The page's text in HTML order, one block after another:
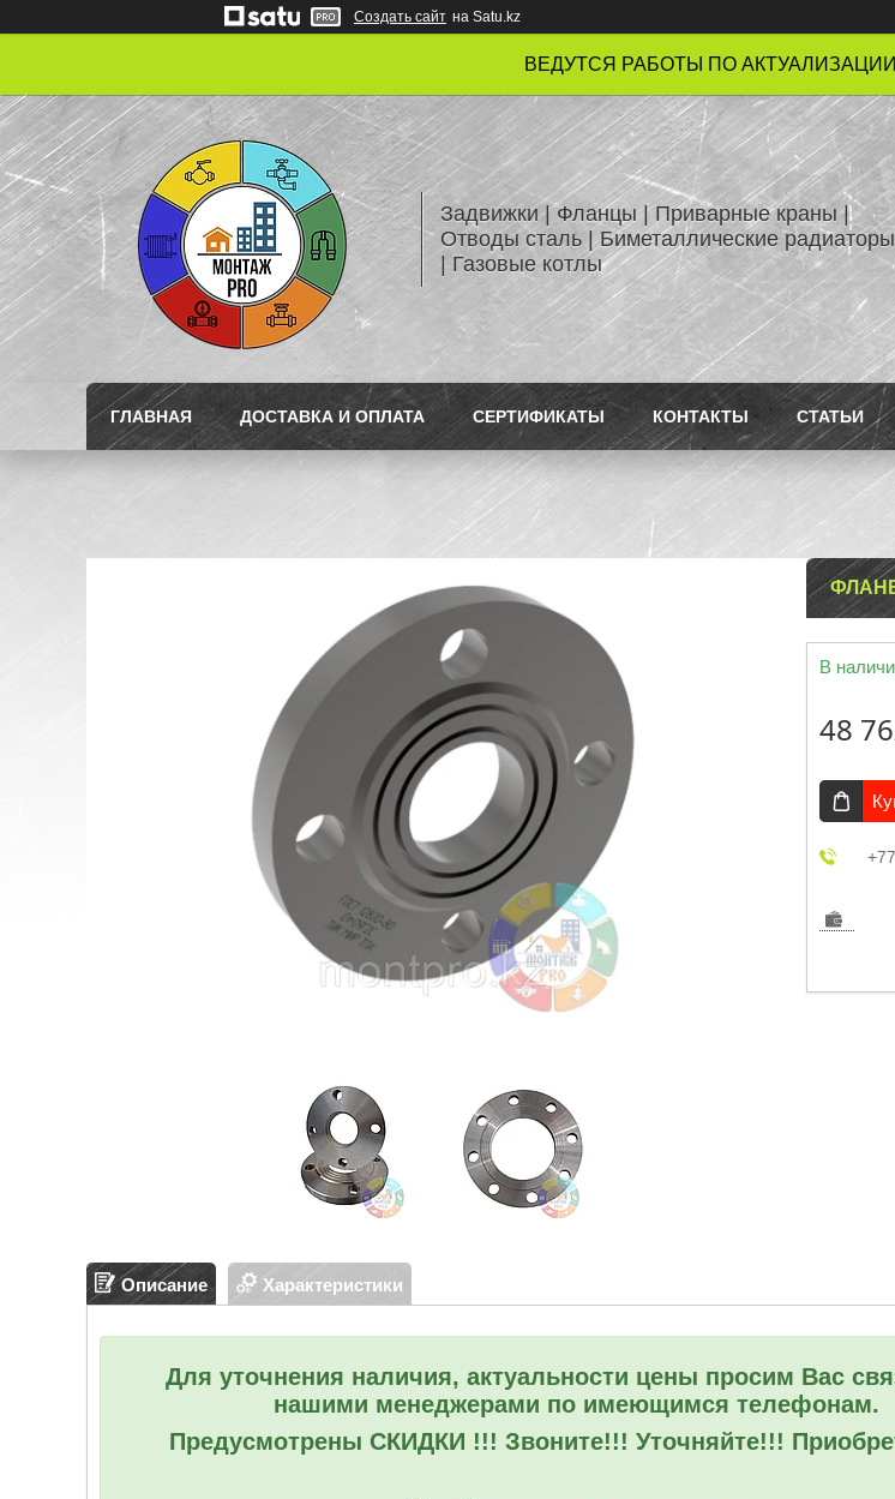
Создать сайт на Satu.kz
ВЕДУТСЯ РАБОТЫ ПО
Задвижки | Фланцы | Приварные краны |
Отводы сталь | Биметаллические радиаторы
| Газовые котлы
ГЛАВНАЯ ДОСТАВКА И ОПЛАТА СЕРТИФИКАТЫ КОНТАКТЫ СТАТЬИ
В
48
Описание Характеристики
Для уточнения наличия, актуальности цены просим Вас
нашими менеджерами по имеющимся телефонам.
Предусмотрены СКИДКИ !!! Звоните!!! Уточняйте!!!